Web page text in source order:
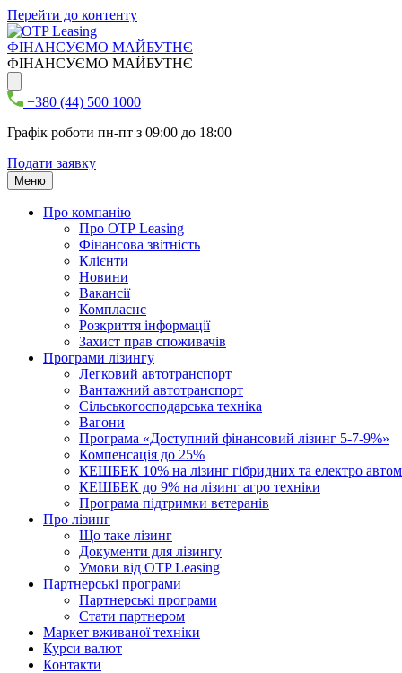
Перейти до контенту
ФІНАНСУЄМО МАЙБУТНЄ
ФІНАНСУЄМО МАЙБУТНЄ
+380 (44) 500 1000
Графік роботи пн-пт з 09:00 до 18:00
Подати заявку
Меню
Про компанію
Про ОТР Leasing
Фінансова звітність
Клієнти
Новини
Вакансії
Комплаєнс
Розкриття інформації
Захист прав споживачів
Програми лізингу
Легковий автотранспорт
Вантажний автотранспорт
Cільськогосподарська техніка
Вагони
Програма «Доступний фінансовий лізинг 5-7-9%»
Компенсація до 25%
КЕШБЕК 10% на лізинг гібридних та електро
КЕШБЕК до 9% на лізинг агро техніки
Програма підтримки ветеранів
Про лізинг
Що таке лізинг
Документи для лізингу
Умови від OTP Leasing
Партнерські програми
Партнерські програми
Стати партнером
Маркет вживаної техніки
Курси валют
Контакти